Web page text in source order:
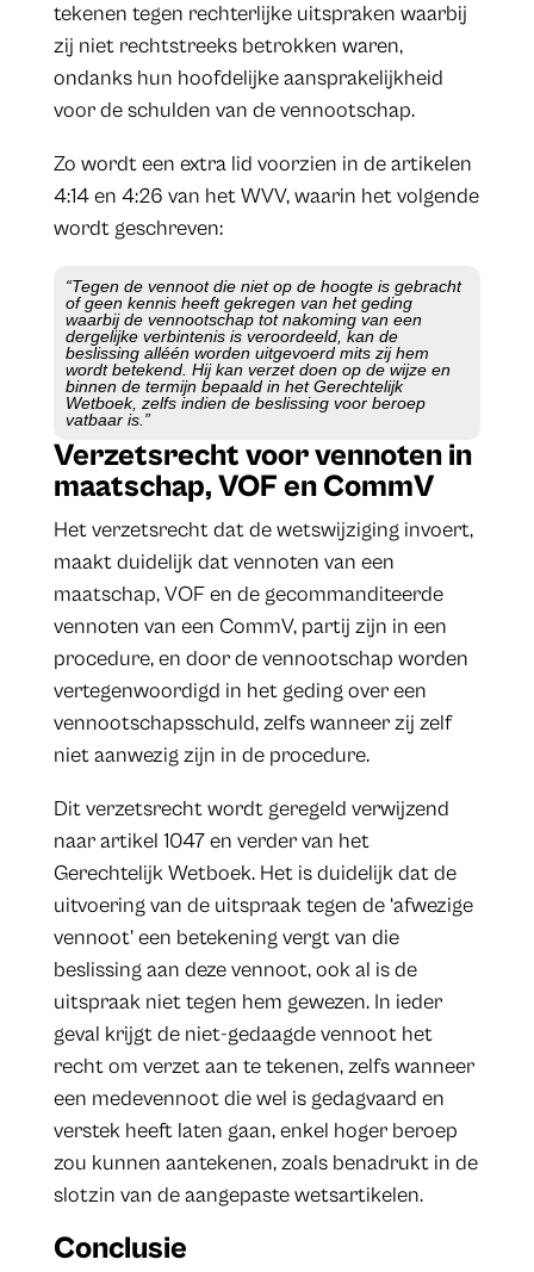
tekenen tegen rechterlijke uitspraken waarbij
zij niet rechtstreeks betrokken waren,
ondanks hun hoofdelijke aansprakelijkheid
voor de schulden van de vennootschap.
Zo wordt een extra lid voorzien in de artikelen
4:14 en 4:26 van het WVV, waarin het volgende
wordt geschreven:
“Tegen de vennoot die niet op de hoogte is gebracht
of geen kennis heeft gekregen van het geding
waarbij de vennootschap tot nakoming van een
dergelijke verbintenis is veroordeeld, kan de
beslissing alléén worden uitgevoerd mits zij hem
wordt betekend. Hij kan verzet doen op de wijze en
binnen de termijn bepaald in het Gerechtelijk
Wetboek, zelfs indien de beslissing voor beroep
vatbaar is.”
Verzetsrecht voor vennoten in
maatschap, VOF en CommV
Het verzetsrecht dat de wetswijziging invoert,
maakt duidelijk dat vennoten van een
maatschap, VOF en de gecommanditeerde
vennoten van een CommV, partij zijn in een
procedure, en door de vennootschap worden
vertegenwoordigd in het geding over een
vennootschapsschuld, zelfs wanneer zij zelf
niet aanwezig zijn in de procedure.
Dit verzetsrecht wordt geregeld verwijzend
naar artikel 1047 en verder van het
Gerechtelijk Wetboek. Het is duidelijk dat de
uitvoering van de uitspraak tegen de ‘afwezige
vennoot’ een betekening vergt van die
beslissing aan deze vennoot, ook al is de
uitspraak niet tegen hem gewezen. In ieder
geval krijgt de niet-gedaagde vennoot het
recht om verzet aan te tekenen, zelfs wanneer
een medevennoot die wel is gedagvaard en
verstek heeft laten gaan, enkel hoger beroep
zou kunnen aantekenen, zoals benadrukt in de
slotzin van de aangepaste wetsartikelen.
Conclusie